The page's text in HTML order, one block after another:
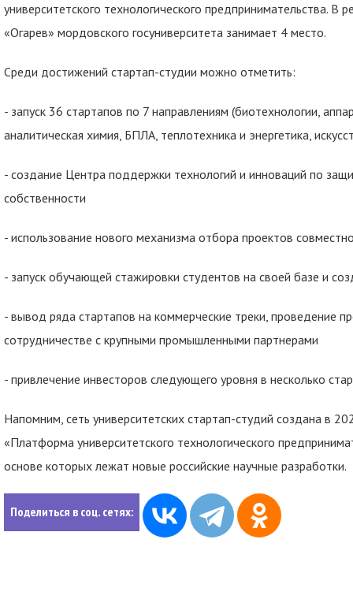
университетского технологического предпринимательства. В
«Огарев» мордовского госуниверситета занимает 4 место.
Среди достижений стартап-студии можно отметить:
- запуск 36 стартапов по 7 направлениям (биотехнологии,
аналитическая химия, БПЛА, теплотехника и энергетика,
- создание Центра поддержки технологий и инноваций по
собственности
- использование нового механизма отбора проектов
- запуск обучающей стажировки студентов на своей базе и
- вывод ряда стартапов на коммерческие треки, проведение
сотрудничестве с крупными промышленными партнерами
- привлечение инвесторов следующего уровня в несколько
Напомним, сеть университетских стартап-студий создана в
«Платформа университетского технологического
основе которых лежат новые российские научные разработки.
Поделиться в соц. сетях: